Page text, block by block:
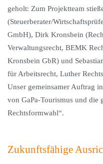
geholt: Zum Projektteam
(Steuerberater/
GmbH), Dirk Kronsbein
Verwaltungsrecht, BEMK
Kronsbein GbR) und
für Arbeitsrecht, Luther
Unser gemeinsamer Auftrag
von GaPa-Tourismus und die
Rechtsformwahl“.
Zukunftsfähige